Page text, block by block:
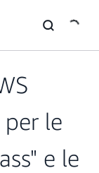
le
e le